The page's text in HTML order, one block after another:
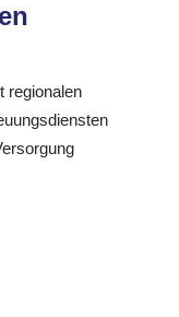
regionalen